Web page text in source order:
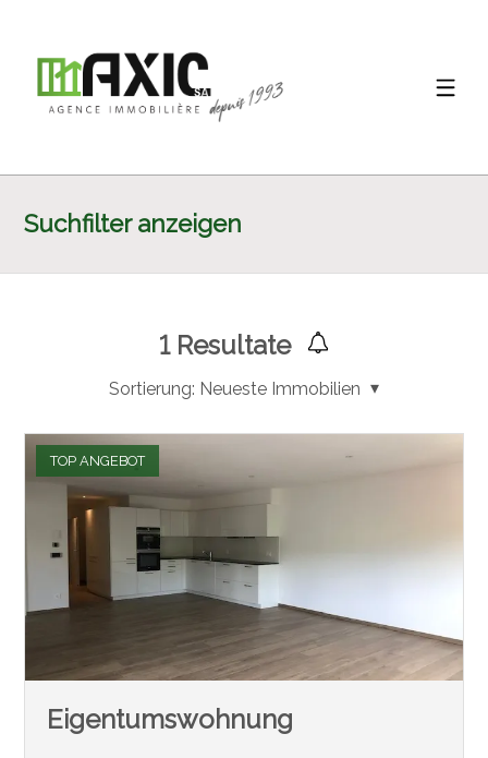
Suchfilter anzeigen
1Resultate
Sortierung: Neueste Immobilien
TOP ANGEBOT
Eigentumswohnung